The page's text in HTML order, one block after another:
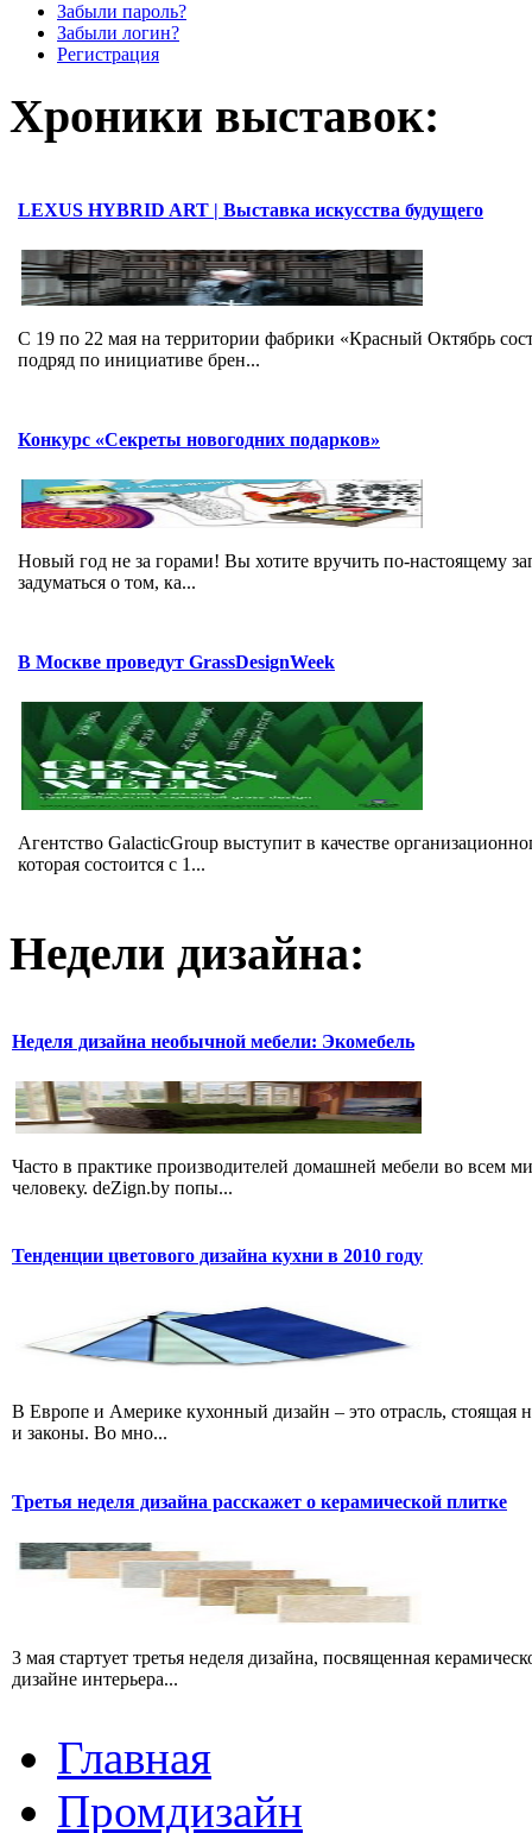
Забыли пароль?
Забыли логин?
Регистрация
Хроники выставок:
LEXUS HYBRID ART | Выставка искусства будущего
C 19 по 22 мая на территории фабрики «Красный Октябрь
подряд по инициативе брен...
Конкурс «Секреты новогодних подарков»
Новый год не за горами! Вы хотите вручить по-настоящему
задуматься о том, ка...
В Москве проведут GrassDesignWeek
Агентство GalacticGroup выступит в качестве
которая состоится с 1...
Недели дизайна:
Неделя дизайна необычной мебели: Экомебель
Часто в практике производителей домашней мебели во
человеку. deZign.by попы...
Тенденции цветового дизайна кухни в 2010 году
В Европе и Америке кухонный дизайн – это отрасль, стоящая
и законы. Во мно...
Третья неделя дизайна расскажет о керамической плитке
3 мая стартует третья неделя дизайна, посвященная
дизайне интерьера...
Главная
Промдизайн